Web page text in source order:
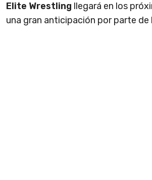
Elite Wrestling llegará en los
una gran anticipación por parte